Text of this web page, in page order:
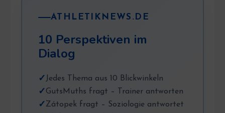
ATHLETIKNEWS.DE
10 Perspektiven im
Dialog
Jedes Thema aus 10 Blickwinkeln
GutsMuths fragt – Trainer antworten
Zátopek fragt – Soziologie antwortet